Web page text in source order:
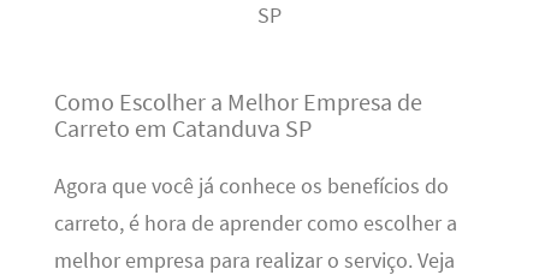
Como Escolher a Melhor Empresa de
Carreto em Catanduva SP
Agora que você já conhece os benefícios do
carreto, é hora de aprender como escolher a
melhor empresa para realizar o serviço. Veja